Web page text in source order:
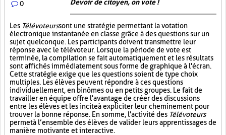
0 Devoir de citoyen, on vote !
Les Télévoteurssont une stratégie permettant la votation
électronique instantanée en classe grâce à des questions sur un
sujet quelconque. Les participants doivent transmettre leur
réponse avec le télévoteur. Lorsque la période de vote est
terminée, la compilation se fait automatiquement et les résultats
sont affichés immédiatement sous forme de graphique à l'écran.
Cette stratégie exige que les questions soient de type choix
multiples. Les élèves peuvent répondre à ces questions
individuellement, en binômes ou en petits groupes. Le fait de
travailler en équipe offre l'avantage de créer des discussions
entre les élèves et les incite à expliciter leur cheminement pour
trouver la bonne réponse. En somme, l'activité des Télévoteurs
permet à l’ensemble des élèves de valider leurs apprentissages de
manière motivante et interactive.